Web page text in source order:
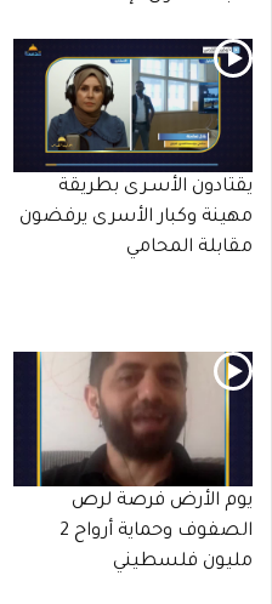
يقتادون الأسـرى بطريقة
مهينة وكبار الأسرى يرفضون
مقابلة المحامي
يوم الأرض فرصة لرص
الصفوف وحماية أرواح 2
مليون فلسطيني